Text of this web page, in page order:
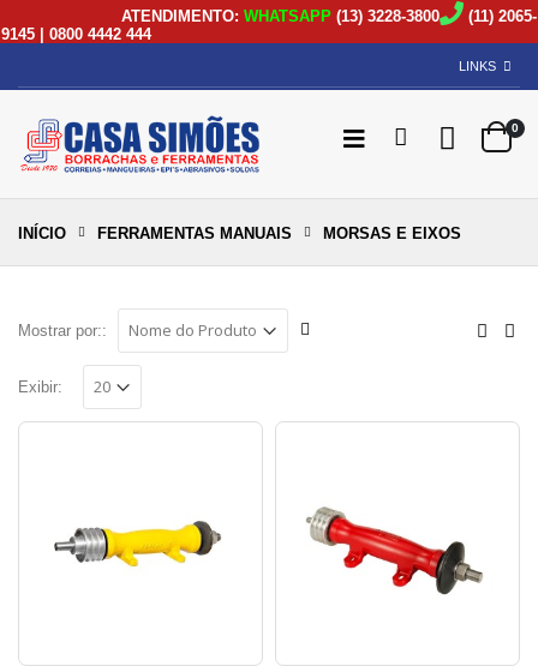
ATENDIMENTO: WHATSAPP (13) 3228-3800
(11) 2065-
9145 | 0800 4442 444
LINKS
0
INÍCIO FERRAMENTAS MANUAIS MORSAS E EIXOS
Mostrar por::
Exibir: